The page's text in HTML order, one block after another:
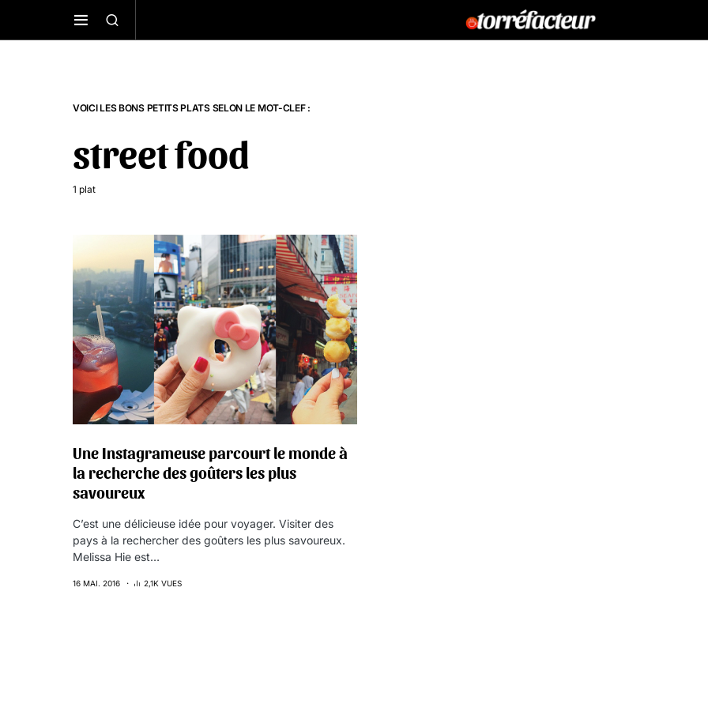
VOICI LES BONS PETITS PLATS SELON LE MOT-CLEF :
street food
1 plat
Une Instagrameuse parcourt le monde à
la recherche des goûters les plus
savoureux
C’est une délicieuse idée pour voyager. Visiter des
pays à la rechercher des goûters les plus savoureux.
Melissa Hie est…
16 MAI. 2016 2,1K VUES